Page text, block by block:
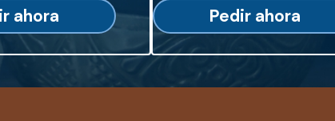
ahora Pedir ahora